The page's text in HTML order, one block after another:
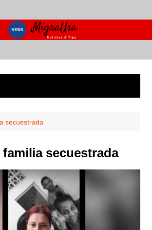
secuestrada
familia secuestrada